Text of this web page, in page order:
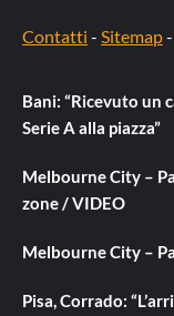
Contatti - Sitemap-
Bani: “Ricevuto un
Serie A alla piazza”
Melbourne City –
zone / VIDEO
Melbourne City –
Pisa, Corrado: